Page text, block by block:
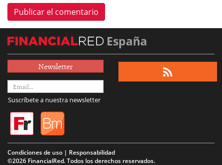
España
Newsletter
Suscríbete a nuestra newsletter
Condiciones de uso | Responsabilidad
©2026 FinancialRed. Todos los derechos reservados.